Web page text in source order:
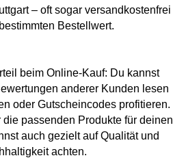
– oft sogar versandkostenfrei
Bestellwert.
beim Online-Kauf: Du kannst
anderer Kunden lesen
oder Gutscheincodes profitieren.
passenden Produkte für deinen
auch gezielt auf Qualität und
achten.